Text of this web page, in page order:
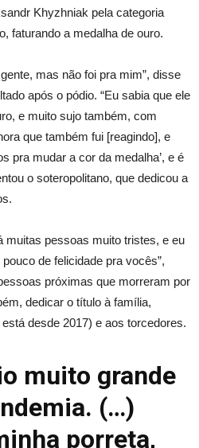
Khyzhniak pela categoria
faturando a medalha de ouro.
mas não foi pra mim”, disse
após o pódio. “Eu sabia que ele
e muito sujo também, com
que também fui [reagindo], e
pra mudar a cor da medalha’, e é
o soteropolitano, que dedicou a
muitas pessoas muito tristes, e eu
de felicidade pra vocês”,
próximas que morreram por
dedicar o título à família,
desde 2017) e aos torcedores.
muito grande
(…)
porreta,